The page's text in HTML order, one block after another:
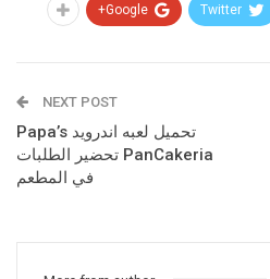
Twitter
Google+
NEXT POST
تحميل لعبه اندرويد Papa’s
PanCakeria تحضير الطلبات
في المطعم